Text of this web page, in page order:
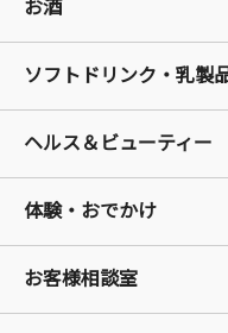
お酒
ソフトドリンク・乳製
ヘルス＆ビューティー
体験・おでかけ
お客様相談室